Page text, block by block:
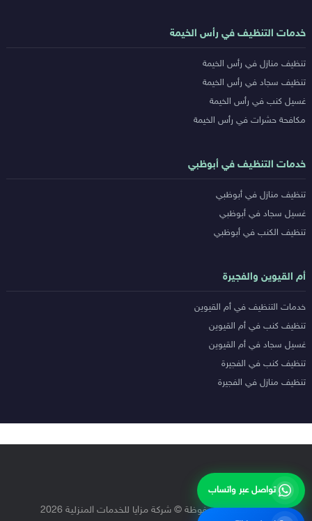
خدمات التنظيف في رأس الخيمة
تنظيف منازل في رأس الخيمة
تنظيف سجاد في رأس الخيمة
غسيل كنب في رأس الخيمة
مكافحة حشرات في رأس الخيمة
خدمات التنظيف في أبوظبي
تنظيف منازل في أبوظبي
غسيل سجاد في أبوظبي
تنظيف الكنب في أبوظبي
أم القيوين والفجيرة
خدمات التنظيف في أم القيوين
تنظيف كنب في أم القيوين
غسيل سجاد في أم القيوين
تنظيف كنب في الفجيرة
تنظيف منازل في الفجيرة
جميع الحقوق محفوظة © شركة مزايا للخدمات المنزلية 2026
تواصل عبر واتساب